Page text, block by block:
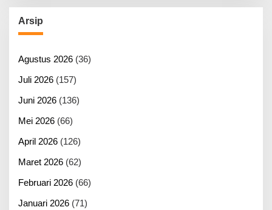
Arsip
Agustus 2026 (36)
Juli 2026 (157)
Juni 2026 (136)
Mei 2026 (66)
April 2026 (126)
Maret 2026 (62)
Februari 2026 (66)
Januari 2026 (71)